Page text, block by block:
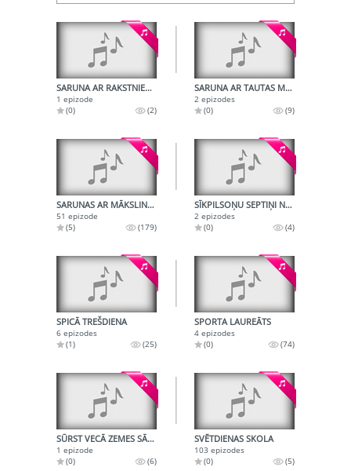
SARUNA AR RAKSTNIEKU VALENTĪNU JAKOBSONU
1 epizode
(0)
(2)
SARUNA AR TAUTAS MĀKSLINIECI MAIJU TABAKU
2 epizodes
(0)
(9)
SARUNAS AR MĀKSLINIEKIEM
51 epizode
(5)
(179)
SĪKPILSOŅU SEPTIŅI NĀVES GRĒKI
2 epizodes
(0)
(4)
SPICĀ TREŠDIENA
6 epizodes
(1)
(25)
SPORTA LAUREĀTS
4 epizodes
(0)
(74)
SŪRST VECĀ ZEMES SĀPE - KNUTS SKUJENIEKS PAR TRIMDAS GADIEM
1 epizode
(0)
(6)
SVĒTDIENAS SKOLA
103 epizodes
(0)
(5)